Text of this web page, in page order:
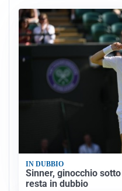
IN DUBBIO
Sinner, ginocchio
resta in dubbio